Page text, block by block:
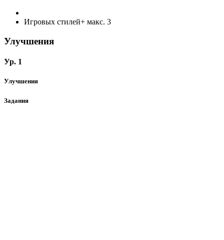
Игровых стилей+ макс. 3
Улучшения
Ур. 1
Улучшения
Задания